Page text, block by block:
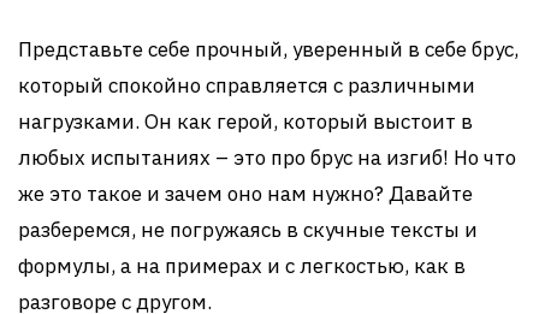
Представьте себе прочный, уверенный в себе брус,
который спокойно справляется с различными
нагрузками. Он как герой, который выстоит в
любых испытаниях – это про брус на изгиб! Но что
же это такое и зачем оно нам нужно? Давайте
разберемся, не погружаясь в скучные тексты и
формулы, а на примерах и с легкостью, как в
разговоре с другом.